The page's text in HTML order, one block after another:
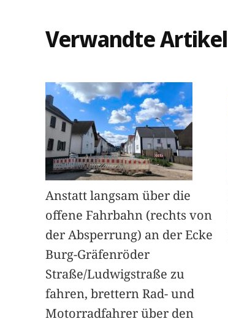
Verwandte Artikel
Anstatt langsam über die
offene Fahrbahn (rechts von
der Absperrung) an der Ecke
Burg-Gräfenröder
Straße/Ludwigstraße zu
fahren, brettern Rad- und
Motorradfahrer über den